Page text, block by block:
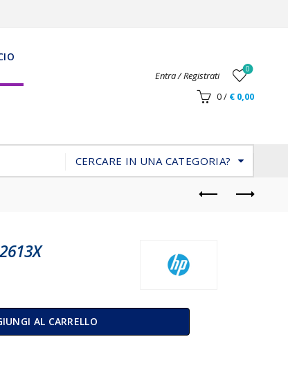
Entra / Registrati
0
0/ €0,00
CERCARE IN UNA CATEGORIA?
AL CARRELLO